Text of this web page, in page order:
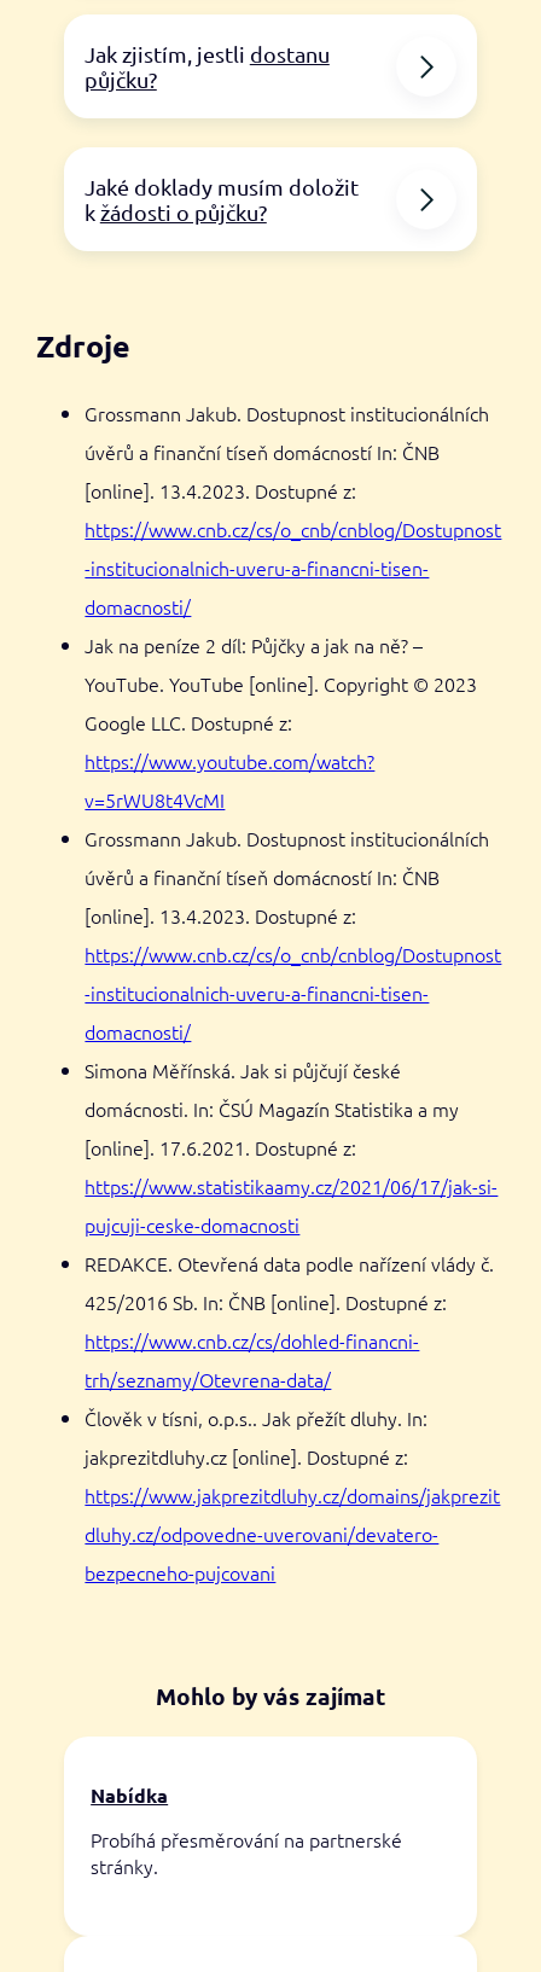
Jak zjistím, jestli dostanu
půjčku?
Jaké doklady musím doložit
kžádosti o půjčku?
Zdroje
Grossmann Jakub. Dostupnost institucionálních
úvěrů a finanční tíseň domácností In: ČNB
[online]. 13.4.2023. Dostupné z:
https://www.cnb.cz/cs/o_cnb/cnblog/Dostupnost
-institucionalnich-uveru-a-financni-tisen-
domacnosti/
Jak na peníze 2 díl: Půjčky a jak na ně? –
YouTube. YouTube [online]. Copyright © 2023
Google LLC. Dostupné z:
https://www.youtube.com/watch?
v=5rWU8t4VcMI
Grossmann Jakub. Dostupnost institucionálních
úvěrů a finanční tíseň domácností In: ČNB
[online]. 13.4.2023. Dostupné z:
https://www.cnb.cz/cs/o_cnb/cnblog/Dostupnost
-institucionalnich-uveru-a-financni-tisen-
domacnosti/
Simona Měřínská. Jak si půjčují české
domácnosti. In: ČSÚ Magazín Statistika a my
[online]. 17.6.2021. Dostupné z:
https://www.statistikaamy.cz/2021/06/17/jak-si-
pujcuji-ceske-domacnosti
REDAKCE. Otevřená data podle nařízení vlády č.
425/2016 Sb. In: ČNB [online]. Dostupné z:
https://www.cnb.cz/cs/dohled-financni-
trh/seznamy/Otevrena-data/
Člověk v tísni, o.p.s.. Jak přežít dluhy. In:
jakprezitdluhy.cz [online]. Dostupné z:
https://www.jakprezitdluhy.cz/domains/jakprezit
dluhy.cz/odpovedne-uverovani/devatero-
bezpecneho-pujcovani
Mohlo by vás zajímat
Nabídka
Probíhá přesměrování na partnerské
stránky.